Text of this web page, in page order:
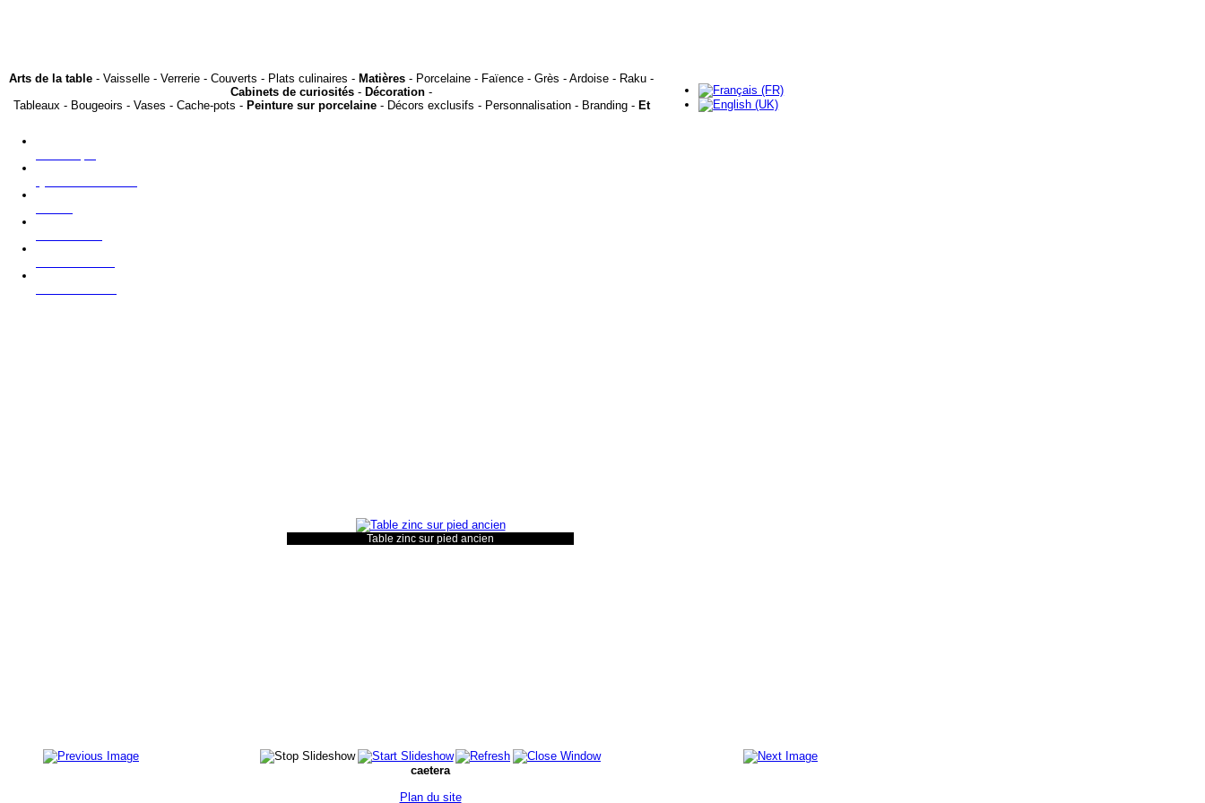
Table zinc sur pied ancien
Arts de la table - Vaisselle - Verrerie - Couverts - Plats culinaires - Matières - Porcelaine - Faïence - Grès - Ardoise - Raku -
Cabinets de curiosités - Décoration -
Tableaux - Bougeoirs - Vases - Cache-pots - Peinture sur porcelaine- Décors exclusifs - Personnalisation - Branding - Et
caetera
Plan du site